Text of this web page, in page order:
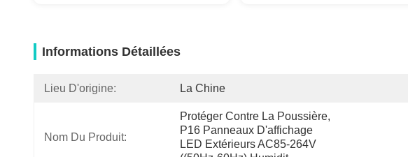
Informations Détaillées
Lieu D'origine: La Chine
Nom Du Produit:
Protéger Contre La Poussière,
P16 Panneaux D'affichage
LED Extérieurs AC85-264V